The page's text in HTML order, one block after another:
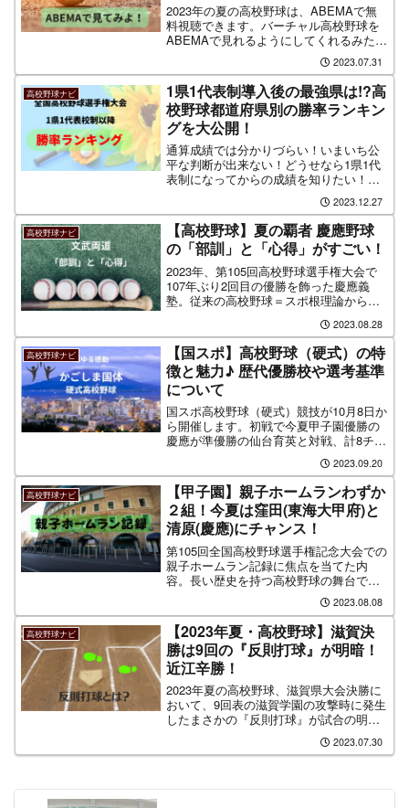
2023年の夏の高校野球は、ABEMAで無
料視聴できます。バーチャル高校野球を
ABEMAで見れるようにしてくれるみた
い。登録不要で見れちゃいます♪ 見逃
し動画機能も付いてるから、リアルタイ
ムじゃなくてもじっくり視聴。その他の
情報も満載です。
2023.07.31
高校野球ナビ
1県1代表制導入後の最強県は!?高
校野球都道府県別の勝率ランキン
グを大公開！
通算成績では分かりづらい！いまいち公
平な判断が出来ない！どうせなら1県1代
表制になってからの成績を知りたい！そ
んな方のために、この制度が導入された
昭和53年の第60回記念大会から令和5年
の第105回大会までの戦績を切り取り、各
都道府別に勝率ランキングをまとめまし
た。通算勝率と比較してみて、地元勢の
状況を確認してみて下さい。
2023.12.27
高校野球ナビ
【高校野球】夏の覇者 慶應野球
の「部訓」と「心得」がすごい！
2023年、第105回高校野球選手権大会で
107年ぶり2回目の優勝を飾った慶應義
塾。従来の高校野球＝スポ根理論からの
baseball」で新風を吹かせたことが話題
に。そんな慶應野球部の「部訓」と「心
得」が意外とすごいことが判明！
2023.08.28
高校野球ナビ
【国スポ】高校野球（硬式）の特
徴と魅力♪ 歴代優勝校や選考基準
について
国スポ高校野球（硬式）競技が10月8日か
ら開催します。初戦で今夏甲子園優勝の
慶應が準優勝の仙台育英と対戦、計8チー
ムで行われるトーナメント形式の大会と
なる。この記事では国体高校野球の特徴
や選考基準を解説。また国体開催地や歴
代優勝校などをまとめています。
2023.09.20
高校野球ナビ
【甲子園】親子ホームランわずか
２組！今夏は窪田(東海大甲府)と
清原(慶應)にチャンス！
第105回全国高校野球選手権記念大会での
親子ホームラン記録に焦点を当てた内
容。長い歴史を持つ高校野球の舞台で親
子で甲子園に出場し、さらに2人ともホー
ムランを打つという稀な出来事について
の情報を紹介。何かと縁を感じる今夏の
チャンスに期待します。
2023.08.08
高校野球ナビ
【2023年夏・高校野球】滋賀決
勝は9回の『反則打球』が明暗！
近江辛勝！
2023年夏の高校野球、滋賀県大会決勝に
おいて、9回表の滋賀学園の攻撃時に発生
したまさかの『反則打球』が試合の明暗
を分けている。この『反則打球』とは一
体何なのでしょうか？拡大画像や昔のプ
2023.07.30